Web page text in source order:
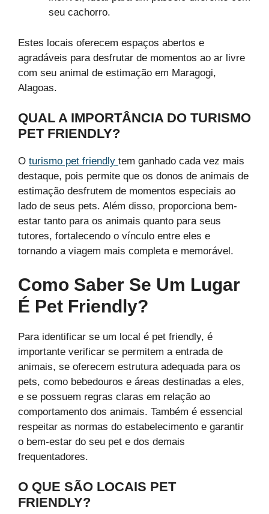
seu cachorro.
Estes locais oferecem espaços abertos e
agradáveis para desfrutar de momentos ao ar livre
com seu animal de estimação em Maragogi,
Alagoas.
QUAL A IMPORTÂNCIA DO TURISMO
PET FRIENDLY?
O turismo pet friendly tem ganhado cada vez mais
destaque, pois permite que os donos de animais de
estimação desfrutem de momentos especiais ao
lado de seus pets. Além disso, proporciona bem-
estar tanto para os animais quanto para seus
tutores, fortalecendo o vínculo entre eles e
tornando a viagem mais completa e memorável.
Como Saber Se Um Lugar
É Pet Friendly?
Para identificar se um local é pet friendly, é
importante verificar se permitem a entrada de
animais, se oferecem estrutura adequada para os
pets, como bebedouros e áreas destinadas a eles,
e se possuem regras claras em relação ao
comportamento dos animais. Também é essencial
respeitar as normas do estabelecimento e garantir
o bem-estar do seu pet e dos demais
frequentadores.
O QUE SÃO LOCAIS PET
FRIENDLY?